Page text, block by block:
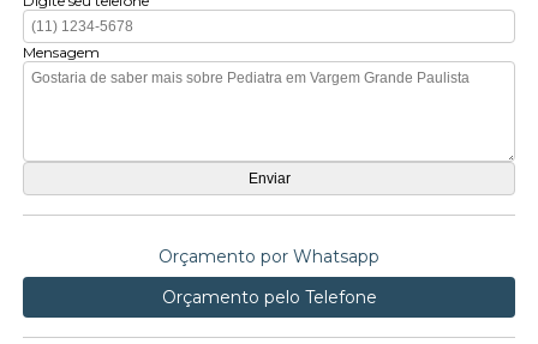
Mensagem
Orçamento por Whatsapp
Orçamento pelo Telefone